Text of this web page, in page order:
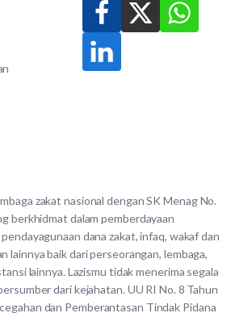
zakat nasional dengan SK Menag No.
berkhidmat dalam pemberdayaan
dana zakat, infaq, wakaf dan
lainnya baik dari perseorangan, lembaga,
lainnya. Lazismu tidak menerima segala
dari kejahatan. UU RI No. 8 Tahun
dan Pemberantasan Tindak Pidana